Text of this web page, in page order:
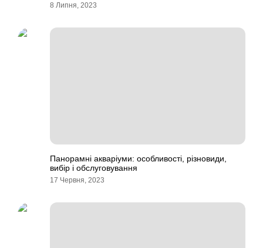
8 Липня, 2023
Панорамні акваріуми: особливості, різновиди,
вибір і обслуговування
17 Червня, 2023